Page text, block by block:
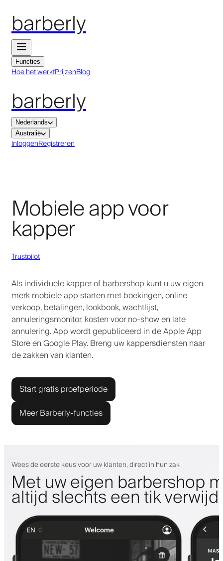
barberly
Functies
Hoe het werktPrijzenBlog
barberly
Nederlands
Australië
InloggenRegistreren
Mobiele app voor
kapper
Trustpilot
Als individuele kapper of barbershop kunt u uw eigen
merk mobiele app starten met boekingen, online
verkoop, betalingen, lookbook, wachtlijst,
annuleringsmonitor, kosten voor no-show en late
annulering. App wordt gepubliceerd in de Apple App
Store en Google Play. Breng uw kappersdiensten naar
de zakken van klanten.
Start gratis proefperiode
Meer Barberly-functies
Wees de eerste keus voor uw klanten, direct in hun zak
Met uw eigen barbershop
altijd slechts een tik